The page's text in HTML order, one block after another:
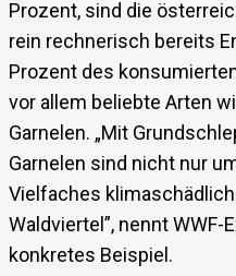
Prozent, sind die
rein rechnerisch bereits
Prozent des
vor allem beliebte Arten
Garnelen. „Mit
Garnelen sind nicht nur
Vielfaches
Waldviertel”, nennt WWF-
konkretes Beispiel.